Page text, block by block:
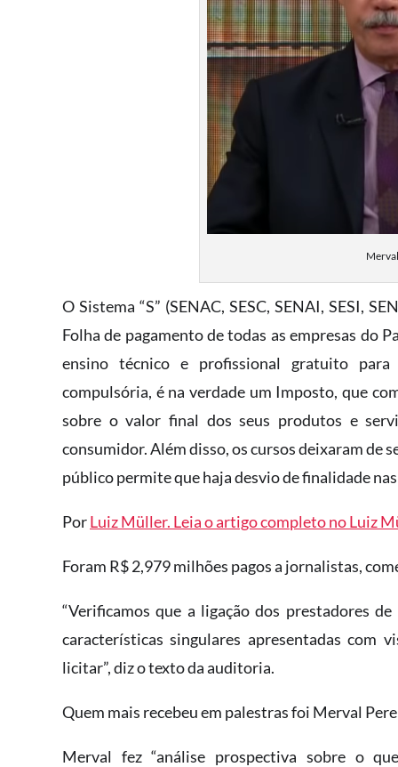
O Sistema “S” (SENAC, SESC, SENAI, SESI,
Folha de pagamento de todas as empresas do
ensino técnico e profissional gratuito para
compulsória, é na verdade um Imposto, que
sobre o valor final dos seus produtos e
consumidor. Além disso, os cursos deixaram de
público permite que haja desvio de finalidade
PorLuiz Müller. Leia o artigo completo no Luiz
Foram R$ 2,979 milhões pagos a jornalistas,
“Verificamos que a ligação dos prestadores
características singulares apresentadas com
licitar”, diz o texto da auditoria.
Quem mais recebeu em palestras foi Merval
Merval fez “análise prospectiva sobre o